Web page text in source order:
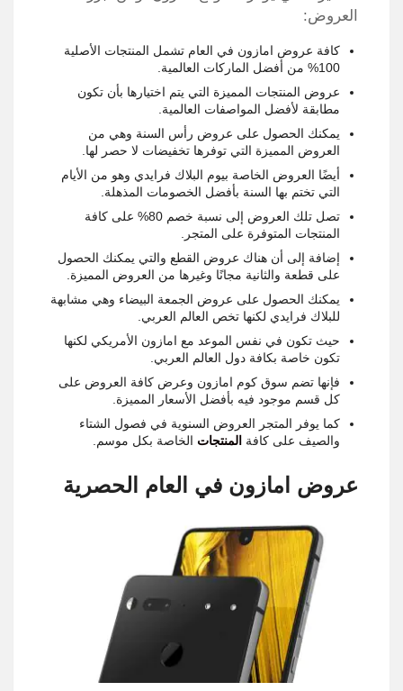
العروض:
كافة عروض امازون في العام تشمل المنتجات الأصلية
100% من أفضل الماركات العالمية.
عروض المنتجات المميزة التي يتم اختيارها بأن تكون
مطابقة لأفضل المواصفات العالمية.
يمكنك الحصول على عروض رأس السنة وهي من
العروض المميزة التي توفرها تخفيضات لا حصر لها.
أيضًا العروض الخاصة بيوم البلاك فرايدي وهو من الأيام
التي تختم بها السنة بأفضل الخصومات المذهلة.
تصل تلك العروض إلى نسبة خصم 80% على كافة
المنتجات المتوفرة على المتجر.
إضافة إلى أن هناك عروض القطع والتي يمكنك الحصول
على قطعة والثانية مجانًا وغيرها من العروض المميزة.
يمكنك الحصول على عروض الجمعة البيضاء وهي مشابهة
للبلاك فرايدي لكنها تخص العالم العربي.
حيث تكون في نفس الموعد مع امازون الأمريكي لكنها
تكون خاصة بكافة دول العالم العربي.
فإنها تضم سوق كوم امازون وعرض كافة العروض على
كل قسم موجود فيه بأفضل الأسعار المميزة.
كما يوفر المتجر العروض السنوية في فصول الشتاء
والصيف على كافة المنتجات الخاصة بكل موسم.
عروض امازون في العام الحصرية